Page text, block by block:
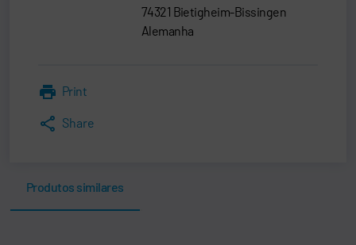
74321 Bietigheim-Bissingen
Alemanha
Print
Share
Produtos similares